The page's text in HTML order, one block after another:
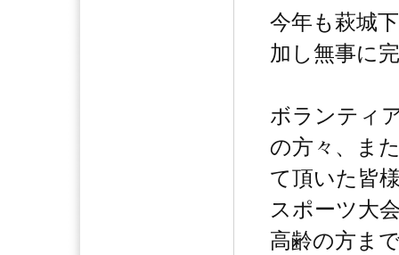
今年も萩城
加し無事に
ボランティ
の方々、ま
て頂いた皆
スポーツ大
高齢の方ま